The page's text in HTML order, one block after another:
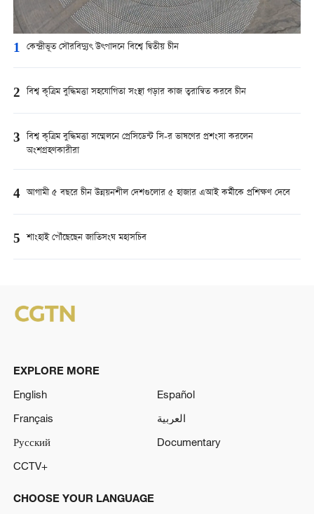
1 কেন্দ্রীভূত সৌরবিদ্যুৎ উৎপাদনে বিশ্বে দ্বিতীয় চীন
2 বিশ্ব কৃত্রিম বুদ্ধিমত্তা সহযোগিতা সংস্থা গড়ার কাজ ত্বরান্বিত করবে চীন
3 বিশ্ব কৃত্রিম বুদ্ধিমত্তা সম্মেলনে প্রেসিডেন্ট সি-র ভাষণের প্রশংসা করলেন
অংশগ্রহণকারীরা
4 আগামী ৫ বছরে চীন উন্নয়নশীল দেশগুলোর ৫ হাজার এআই কর্মীকে প্রশিক্ষণ দেবে
5 শাংহাই পৌঁছেছেন জাতিসংঘ মহাসচিব
EXPLORE MORE
English
Español
Français
العربية
Русский
Documentary
CCTV+
CHOOSE YOUR LANGUAGE